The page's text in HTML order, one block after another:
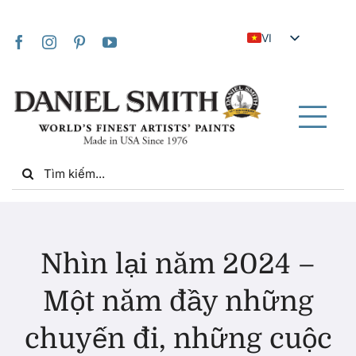
VI
FR
ZH
ZH_TW
Về chúng tôi
Cộng đồng
Search
for:
Nhìn lại năm 2024 –
Một năm đầy những
chuyến đi, những cuộc